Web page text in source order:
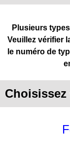
Plusieurs
Veuillez vérifier
le numéro de